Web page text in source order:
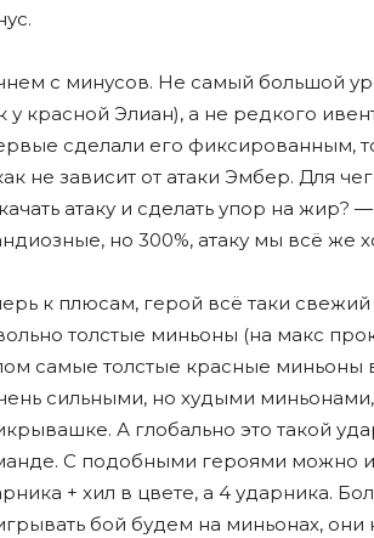
с минусов. Не самый большой
у красной Элиан), а не редкого
сделали его фиксированным,
не зависит от атаки Эмбер. Для
атаку и сделать упор на жир?
но 300%, атаку мы всë же
к плюсам, герой всë таки свежий
толстые миньоны (на макс
самые толстые красные миньоны
сильными, но худыми
А глобально это такой
С подобными героями можно
+ хил в цвете, а 4 ударника.
бой будем на миньонах,